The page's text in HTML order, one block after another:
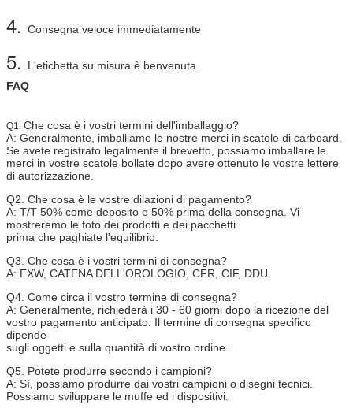
4. Consegna veloce immediatamente
5.
L'etichetta su misura è benvenuta
FAQ
Q1. Che cosa è i vostri termini dell'imballaggio?
A: Generalmente, imballiamo le nostre merci in scatole di carboard.
Se avete registrato legalmente il brevetto, possiamo imballare le
merci in vostre scatole bollate dopo avere ottenuto le vostre lettere
di autorizzazione.
Q2. Che cosa è le vostre dilazioni di pagamento?
A: T/T 50% come deposito e 50% prima della consegna. Vi
mostreremo le foto dei prodotti e dei pacchetti
prima che paghiate l'equilibrio.
Q3. Che cosa è i vostri termini di consegna?
A: EXW, CATENA DELL'OROLOGIO, CFR, CIF, DDU.
Q4. Come circa il vostro termine di consegna?
A: Generalmente, richiederà i 30 - 60 giorni dopo la ricezione del
vostro pagamento anticipato. Il termine di consegna specifico
dipende
sugli oggetti e sulla quantità di vostro ordine.
Q5. Potete produrre secondo i campioni?
A: Sì, possiamo produrre dai vostri campioni o disegni tecnici.
Possiamo sviluppare le muffe ed i dispositivi.